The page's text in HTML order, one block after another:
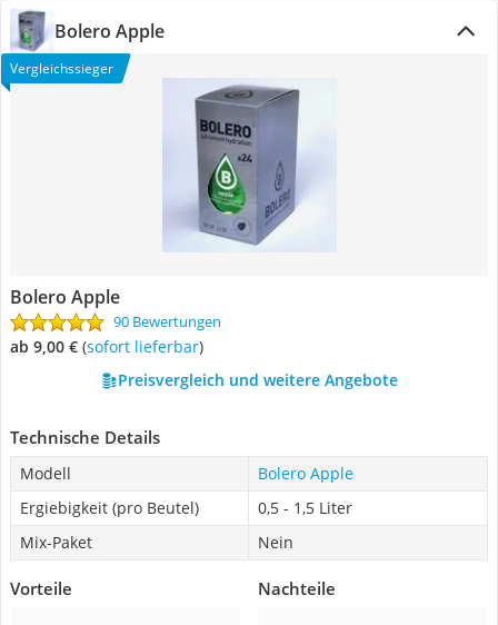
Bolero Apple
Vergleichssieger
Bolero Apple
90 Bewertungen
ab 9,00 € ( Sofort lieferbar)
Preisvergleich und weitere Angebote
Technische Details
Modell
Bolero Apple
Ergiebigkeit (pro Beutel)
0,5 - 1,5 Liter
Mix-Paket
Nein
Vorteile Nachteile